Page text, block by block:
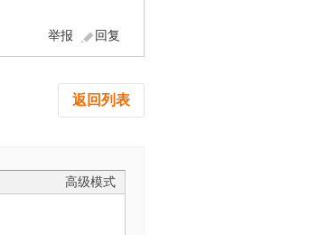
回复
举报
返回列表
高级模式